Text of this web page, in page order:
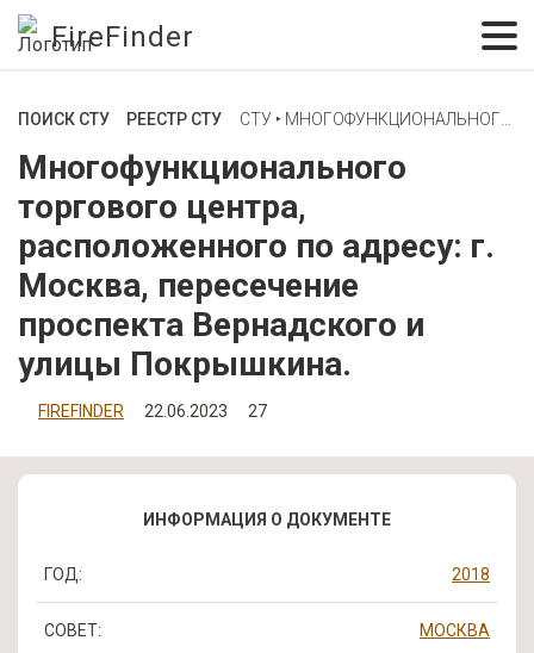
FireFinder
ПОИСК СТУ РЕЕСТР СТУ
Многофункционального
торгового центра,
расположенного по адресу: г.
Москва, пересечение
проспекта Вернадского и
улицы Покрышкина.
FIREFINDER 22.06.2023 27
ИНФОРМАЦИЯ О ДОКУМЕНТЕ
ГОД: 2018
СОВЕТ: МОСКВА